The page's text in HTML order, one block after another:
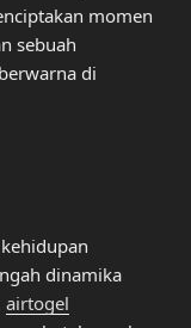
momen
sebuah
di
dinamika
airtogel